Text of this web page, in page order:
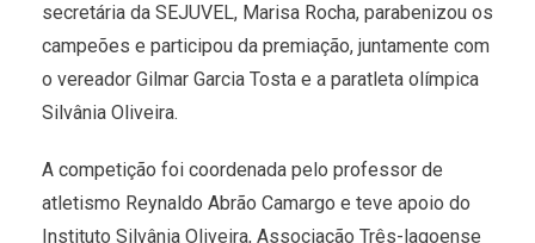
secretária da SEJUVEL, Marisa Rocha, parabenizou os
campeões e participou da premiação, juntamente com
o vereador Gilmar Garcia Tosta e a paratleta olímpica
Silvânia Oliveira.
A competição foi coordenada pelo professor de
atletismo Reynaldo Abrão Camargo e teve apoio do
Instituto Silvânia Oliveira, Associação Três-lagoense